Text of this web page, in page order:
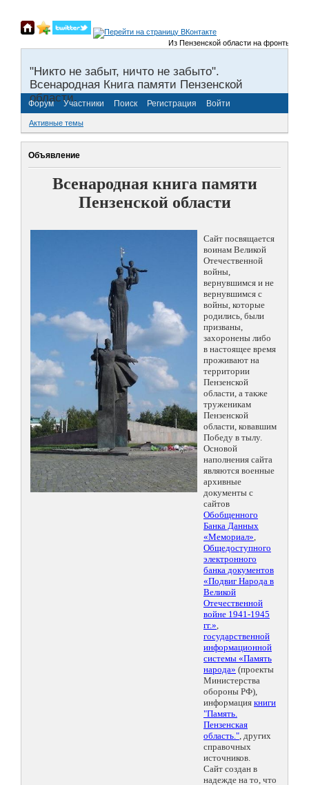
Из Пензенской области на фронты
"Никто не забыт, ничто не забыто".
Всенародная Книга памяти Пензенской
области.
Форум Участники Поиск Регистрация Войти
Активные темы
Объявление
Всенародная книга памяти
Пензенской области
Сайт посвящается
воинам Великой
Отечественной
войны,
вернувшимся и не
вернувшимся с
войны, которые
родились, были
призваны,
захоронены либо
в настоящее время
проживают на
территории
Пензенской
области, а также
труженикам
Пензенской
области, ковавшим
Победу в тылу.
Основой
наполнения сайта
являются военные
архивные
документы с
сайтов
Обобщенного
Банка Данных
«Мемориал»,
Общедоступного
электронного
банка документов
«Подвиг Народа в
Великой
Отечественной
войне 1941-1945
гг.»,
государственной
информационной
системы «Память
народа» (проекты
Министерства
обороны РФ),
информация книги
"Память.
Пензенская
область.", других
справочных
источников.
Сайт создан в
надежде на то, что